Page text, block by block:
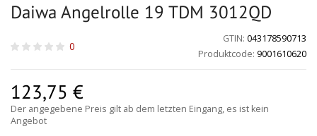
Daiwa Angelrolle 19 TDM 3012QD
GTIN: 043178590713
Produktcode: 9001610620
0
123,75 €
Der angegebene Preis gilt ab dem letzten Eingang, es ist kein
Angebot